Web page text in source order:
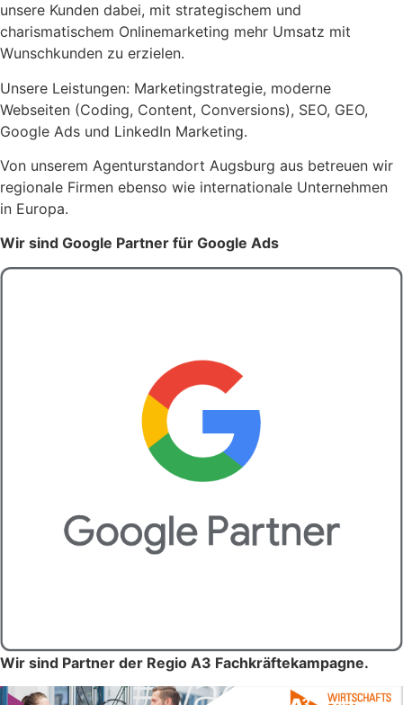
unsere Kunden dabei, mit strategischem und
charismatischem Onlinemarketing mehr Umsatz mit
Wunschkunden zu erzielen.
Unsere Leistungen: Marketingstrategie, moderne
Webseiten (Coding, Content, Conversions), SEO, GEO,
Google Ads und LinkedIn Marketing.
Von unserem Agenturstandort Augsburg aus betreuen wir
regionale Firmen ebenso wie internationale Unternehmen
in Europa.
Wir sind Google Partner für Google Ads
Wir sind Partner der Regio A3 Fachkräftekampagne.